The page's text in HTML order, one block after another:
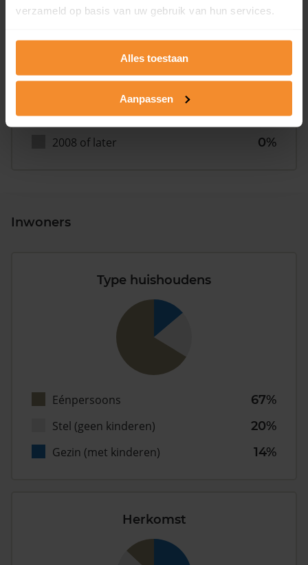
verzameld op basis van uw gebruik van hun services.
Alles toestaan
Aanpassen
1981 - 2007
0%
2008 of later
0%
Inwoners
Type huishoudens
Eénpersoons
67%
Stel (geen kinderen)
20%
Gezin (met kinderen)
14%
Herkomst